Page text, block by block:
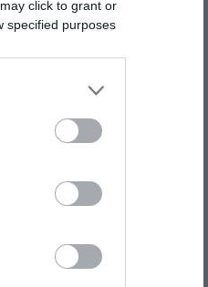
click to grant or
specified purposes